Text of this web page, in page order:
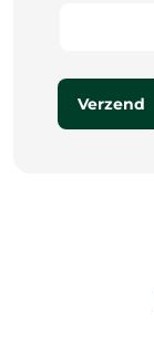
Verzend